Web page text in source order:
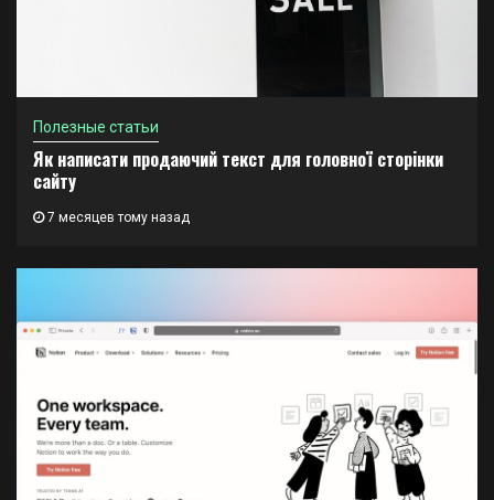
Полезные статьи
Як написати продаючий текст для головної сторінки
сайту
7 месяцев тому назад